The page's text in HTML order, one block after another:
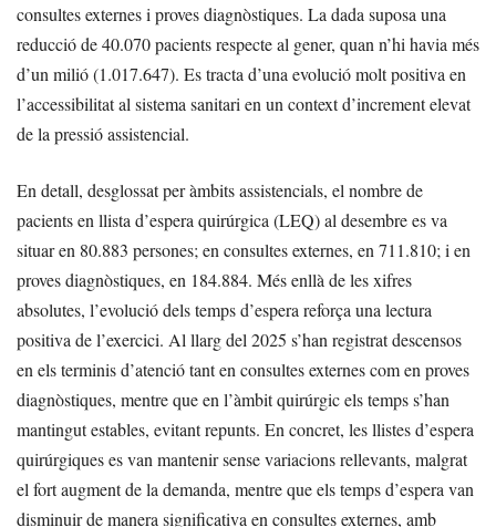
consultes externes i proves diagnòstiques. La dada suposa una
reducció de 40.070 pacients respecte al gener, quan n’hi havia més
d’un milió (1.017.647). Es tracta d’una evolució molt positiva en
l’accessibilitat al sistema sanitari en un context d’increment elevat
de la pressió assistencial.
En detall, desglossat per àmbits assistencials, el nombre de
pacients en llista d’espera quirúrgica (LEQ) al desembre es va
situar en 80.883 persones; en consultes externes, en 711.810; i en
proves diagnòstiques, en 184.884. Més enllà de les xifres
absolutes, l’evolució dels temps d’espera reforça una lectura
positiva de l’exercici. Al llarg del 2025 s’han registrat descensos
en els terminis d’atenció tant en consultes externes com en proves
diagnòstiques, mentre que en l’àmbit quirúrgic els temps s’han
mantingut estables, evitant repunts. En concret, les llistes d’espera
quirúrgiques es van mantenir sense variacions rellevants, malgrat
el fort augment de la demanda, mentre que els temps d’espera van
disminuir de manera significativa en consultes externes, amb